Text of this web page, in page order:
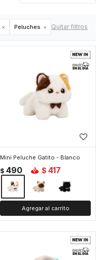
Peluches Quitar filtros
Mini Peluche Gatito - Blanco
$ 490 $ 417